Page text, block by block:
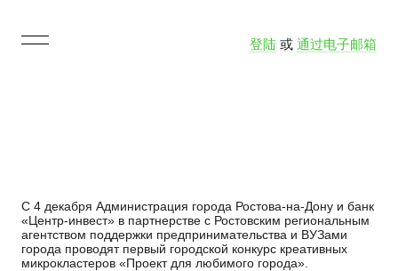
登陆或 通过电子邮箱
С 4 декабря Администрация города Ростова-на-Дону и банк
«Центр-инвест» в партнерстве с Ростовским региональным
агентством поддержки предпринимательства и ВУЗами
города проводят первый городской конкурс креативных
микрокластеров «Проект для любимого города».